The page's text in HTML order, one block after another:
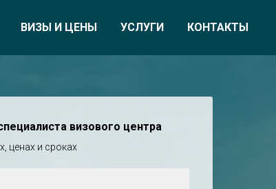
ВИЗЫ И ЦЕНЫ УСЛУГИ КОНТАКТЫ
визового центра
ценах и сроках